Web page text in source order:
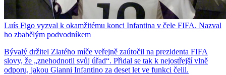
Luís Figo vyzval k okamžitému konci Infantina v čele FIFA. Nazval
ho zbabělým podvodníkem
Bývalý držitel Zlatého míče veřejně zaútočil na prezidenta FIFA
slovy, že „znehodnotil svůj úřad“. Přidal se tak k nejostřejší vlně
odporu, jakou Gianni Infantino za deset let ve funkci čelil.